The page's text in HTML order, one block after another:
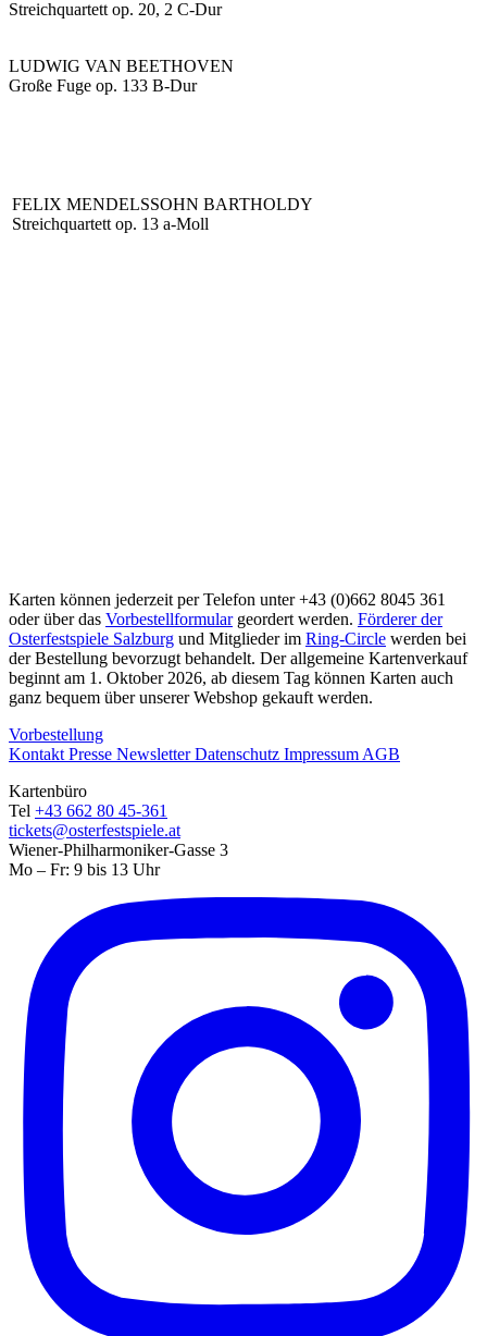
Streichquartett op. 20, 2 C-Dur
LUDWIG VAN BEETHOVEN
Große Fuge op. 133 B-Dur
FELIX MENDELSSOHN BARTHOLDY
Streichquartett op. 13 a-Moll
Karten können jederzeit per Telefon unter +43 (0)662 8045 361
oder über das Vorbestellformulargeordert werden. Förderer der
Osterfestspiele Salzburg und Mitglieder im Ring-Circle werden bei
der Bestellung bevorzugt behandelt. Der allgemeine Kartenverkauf
beginnt am 1. Oktober 2026, ab diesem Tag können Karten auch
ganz bequem über unserer Webshop gekauft werden.
Vorbestellung
Kontakt Presse NewsletterDatenschutz Impressum AGB
Kartenbüro
Tel +43 662 80 45-361
tickets@osterfestspiele.at
Wiener-Philharmoniker-Gasse 3
Mo – Fr: 9 bis 13 Uhr